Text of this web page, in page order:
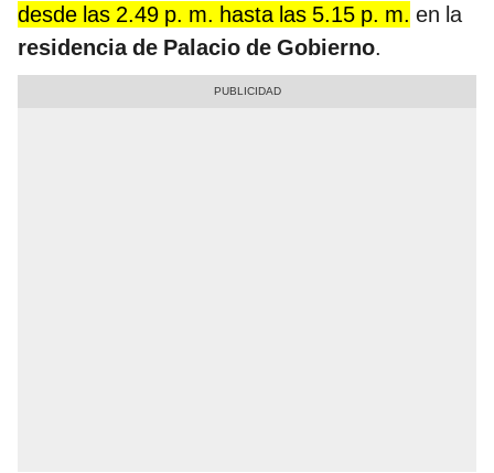
desde las 2.49 p. m. hasta las 5.15 p. m. en la
residencia de Palacio de Gobierno.